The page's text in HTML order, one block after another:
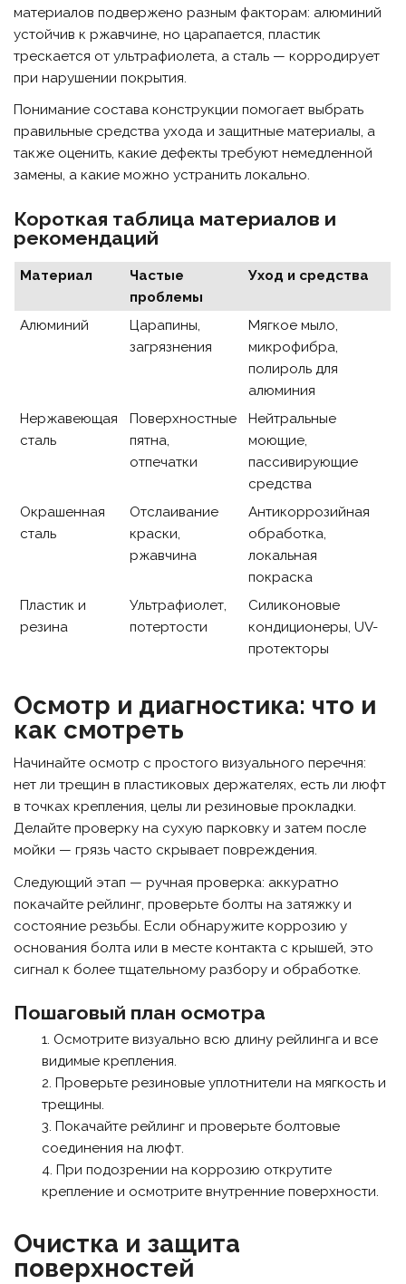
материалов подвержено разным факторам: алюминий
устойчив к ржавчине, но царапается, пластик
трескается от ультрафиолета, а сталь — корродирует
при нарушении покрытия.
Понимание состава конструкции помогает выбрать
правильные средства ухода и защитные материалы, а
также оценить, какие дефекты требуют немедленной
замены, а какие можно устранить локально.
Короткая таблица материалов и
рекомендаций
Материал
Частые
проблемы
Уход и средства
Алюминий
Царапины,
загрязнения
Мягкое мыло,
микрофибра,
полироль для
алюминия
Нержавеющая
сталь
Поверхностные
пятна,
отпечатки
Нейтральные
моющие,
пассивирующие
средства
Окрашенная
сталь
Отслаивание
краски,
ржавчина
Антикоррозийная
обработка,
локальная
покраска
Пластик и
резина
Ультрафиолет,
потертости
Силиконовые
кондиционеры, UV-
протекторы
Осмотр и диагностика: что и
как смотреть
Начинайте осмотр с простого визуального перечня:
нет ли трещин в пластиковых держателях, есть ли люфт
в точках крепления, целы ли резиновые прокладки.
Делайте проверку на сухую парковку и затем после
мойки — грязь часто скрывает повреждения.
Следующий этап — ручная проверка: аккуратно
покачайте рейлинг, проверьте болты на затяжку и
состояние резьбы. Если обнаружите коррозию у
основания болта или в месте контакта с крышей, это
сигнал к более тщательному разбору и обработке.
Пошаговый план осмотра
Осмотрите визуально всю длину рейлинга и все
видимые крепления.
Проверьте резиновые уплотнители на мягкость и
трещины.
Покачайте рейлинг и проверьте болтовые
соединения на люфт.
При подозрении на коррозию открутите
крепление и осмотрите внутренние поверхности.
Очистка и защита
поверхностей